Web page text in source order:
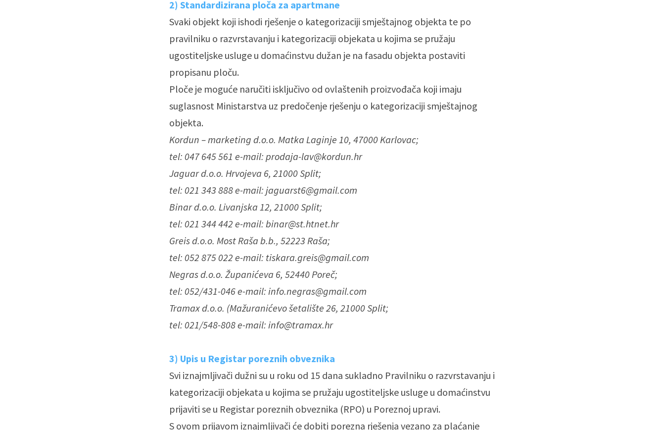
2) Standardizirana ploča za apartmane
Svaki objekt koji ishodi rješenje o kategorizaciji smještajnog objekta te po
pravilniku o razvrstavanju i kategorizaciji objekata u kojima se pružaju
ugostiteljske usluge u domaćinstvu dužan je na fasadu objekta postaviti
propisanu ploču.
Ploče je moguće naručiti isključivo od ovlaštenih proizvođača koji imaju
suglasnost Ministarstva uz predočenje rješenju o kategorizaciji smještajnog
objekta.
Kordun – marketing d.o.o. Matka Laginje 10, 47000 Karlovac;
tel: 047 645 561 e-mail: prodaja-lav@kordun.hr
Jaguar d.o.o. Hrvojeva 6, 21000 Split;
tel: 021 343 888 e-mail: jaguarst6@gmail.com
Binar d.o.o. Livanjska 12, 21000 Split;
tel: 021 344 442 e-mail: binar@st.htnet.hr
Greis d.o.o. Most Raša b.b., 52223 Raša;
tel: 052 875 022 e-mail: tiskara.greis@gmail.com
Negras d.o.o. Županićeva 6, 52440 Poreč;
tel: 052/431-046 e-mail: info.negras@gmail.com
Tramax d.o.o. (Mažuranićevo šetalište 26, 21000 Split;
tel: 021/548-808 e-mail: info@tramax.hr
3) Upis u Registar poreznih obveznika
Svi iznajmljivači dužni su u roku od 15 dana sukladno Pravilniku o razvrstavanju i
kategorizaciji objekata u kojima se pružaju ugostiteljske usluge u domaćinstvu
prijaviti se u Registar poreznih obveznika (RPO) u Poreznoj upravi.
S ovom prijavom iznajmljivači će dobiti porezna rješenja vezano za plaćanje